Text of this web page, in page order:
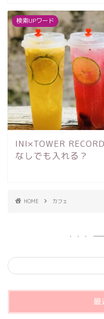
検索UPワード
INI×TOWER
なしでも入れる？
HOME カフェ
最